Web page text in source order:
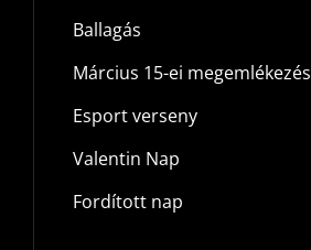
Ballagás
Március 15-ei megemlékezés
Esport verseny
Valentin Nap
Fordított nap